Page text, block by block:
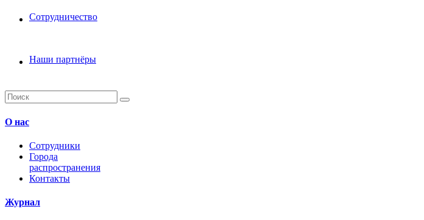
Сотрудничество
Наши партнёры
О нас
Сотрудники
Города
распространения
Контакты
Журнал